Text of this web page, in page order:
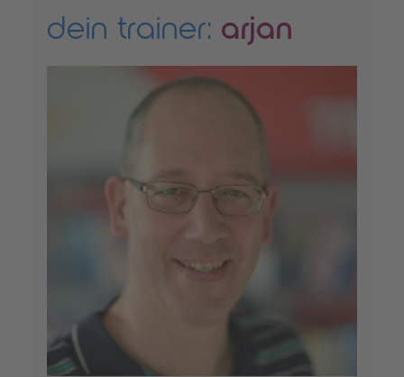
dein trainer: arjan